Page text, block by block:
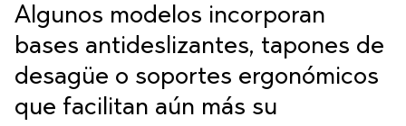
Algunos modelos incorporan
bases antideslizantes, tapones de
desagüe o soportes ergonómicos
que facilitan aún más su